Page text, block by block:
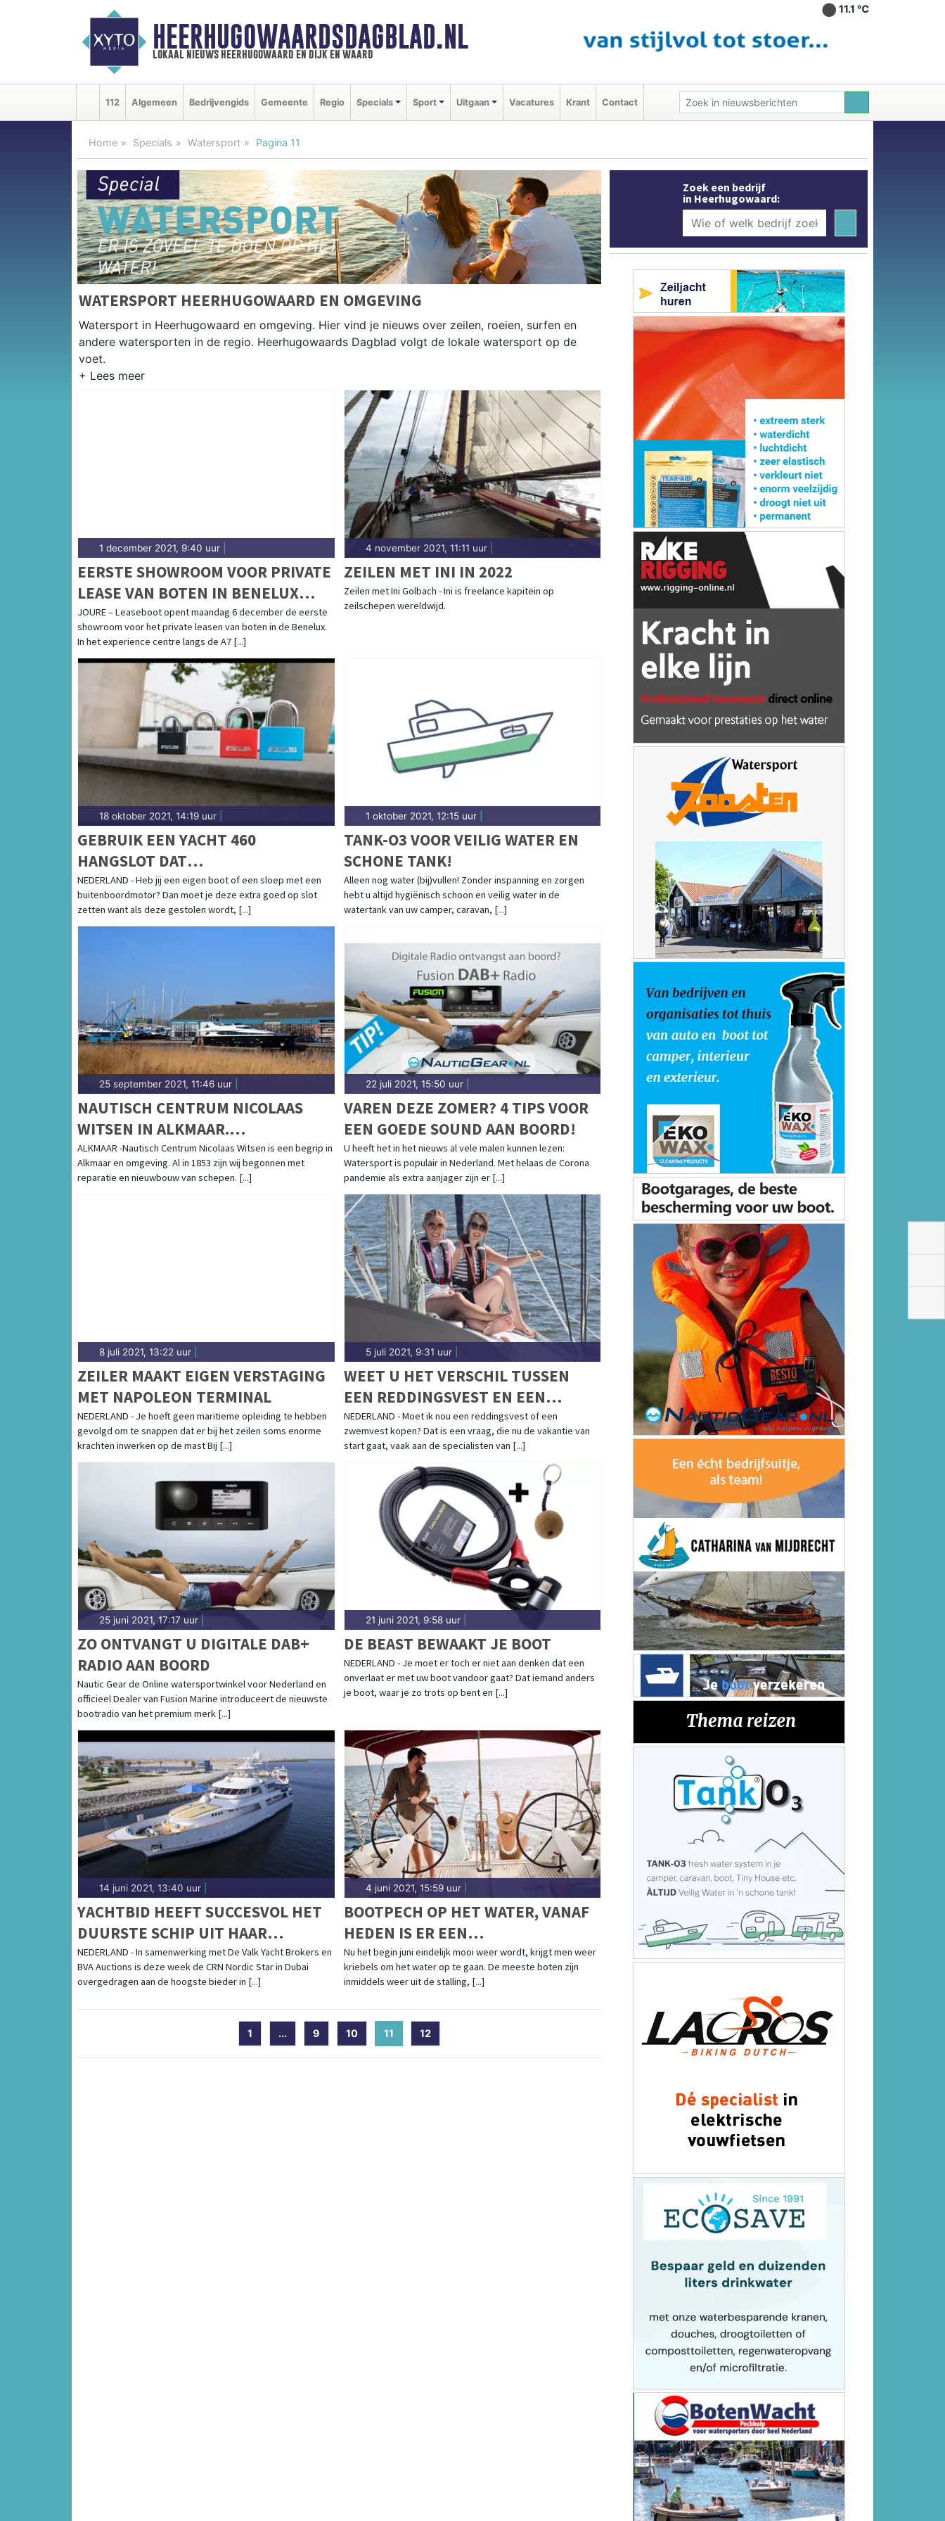
HEERHUGOWAARDSDAGBLAD.NL
lokaal nieuws heerhugowaard en dijk en waard
11.1 ℃
112 Algemeen Bedrijvengids Gemeente Regio Specials Sport Uitgaan Vacatures Krant Contact
Home Specials Watersport Pagina 11
WATERSPORT HEERHUGOWAARD EN OMGEVING
Watersport in Heerhugowaard en omgeving. Hier vind je nieuws over zeilen, roeien, surfen en
andere watersporten in de regio. Heerhugowaards Dagblad volgt de lokale watersport op de
voet.
1 december 2021, 9:40 uur
EERSTE SHOWROOM VOOR PRIVATE
LEASE VAN BOTEN IN BENELUX
GEOPEND
JOURE – Leaseboot opent maandag 6 december de eerste
showroom voor het private leasen van boten in de Benelux.
In het experience centre langs de A7 [...]
4 november 2021, 11:11 uur|
ZEILEN MET INI IN 2022
Zeilen met Ini Golbach - Ini is freelance kapitein op
zeilschepen wereldwijd.
18 oktober 2021, 14:19 uur
GEBRUIK EEN YACHT 460
HANGSLOT DAT
ZEEWATERBESTENDIG IS OM JE
BUITENBOORDMOTOR OPTIMAAL
TE BEVEILIGEN
NEDERLAND - Heb jij een eigen boot of een sloep met een
buitenboordmotor? Dan moet je deze extra goed op slot
zetten want als deze gestolen wordt, [...]
1 oktober 2021, 12:15 uur|
TANK-O3 VOOR VEILIG WATER EN
SCHONE TANK!
Alleen nog water (bij)vullen! Zonder inspanning en zorgen
hebt u altijd hygiënisch schoon en veilig water in de
watertank van uw camper, caravan, [...]
25 september 2021, 11:46 uur
NAUTISCH CENTRUM NICOLAAS
WITSEN IN ALKMAAR.
TOTAALPAKKET VOOR DE
WATERSPORT.
ALKMAAR -Nautisch Centrum Nicolaas Witsen is een begrip in
Alkmaar en omgeving. Al in 1853 zijn wij begonnen met
reparatie en nieuwbouw van schepen. [...]
22 juli 2021, 15:50 uur|
VAREN DEZE ZOMER? 4 TIPS VOOR
EEN GOEDE SOUND AAN BOORD!
U heeft het in het nieuws al vele malen kunnen lezen:
Watersport is populair in Nederland. Met helaas de Corona
pandemie als extra aanjager zijn er [...]
8 juli 2021, 13:22 uur
ZEILER MAAKT EIGEN VERSTAGING
MET NAPOLEON TERMINAL
NEDERLAND - Je hoeft geen maritieme opleiding te hebben
gevolgd om te snappen dat er bij het zeilen soms enorme
krachten inwerken op de mast Bij [...]
5 juli 2021, 9:31 uur|
WEET U HET VERSCHIL TUSSEN
EEN REDDINGSVEST EN EEN
ZWEMVEST?
NEDERLAND - Moet ik nou een reddingsvest of een
zwemvest kopen? Dat is een vraag, die nu de vakantie van
start gaat, vaak aan de specialisten van [...]
25 juni 2021, 17:17 uur
ZO ONTVANGT U DIGITALE DAB+
RADIO AAN BOORD
Nautic Gear de Online watersportwinkel voor Nederland en
officieel Dealer van Fusion Marine introduceert de nieuwste
bootradio van het premium merk [...]
21 juni 2021, 9:58 uur|
DE BEAST BEWAAKT JE BOOT
NEDERLAND - Je moet er toch er niet aan denken dat een
onverlaat er met uw boot vandoor gaat? Dat iemand anders
je boot, waar je zo trots op bent en [...]
14 juni 2021, 13:40 uur
YACHTBID HEEFT SUCCESVOL HET
DUURSTE SCHIP UIT HAAR
BESTAAN SUCCESVOL GEVEILD!
NEDERLAND - In samenwerking met De Valk Yacht Brokers en
BVA Auctions is deze week de CRN Nordic Star in Dubai
overgedragen aan de hoogste bieder in [...]
4 juni 2021, 15:59 uur|
BOOTPECH OP HET WATER, VANAF
HEDEN IS ER EEN
TOTAALOPLOSSING
Nu het begin juni eindelijk mooi weer wordt, krijgt men weer
kriebels om het water op te gaan. De meeste boten zijn
inmiddels weer uit de stalling, [...]
1 ... 9 10 11 (current)
12
Zoek een bedrijf
in Heerhugowaard: